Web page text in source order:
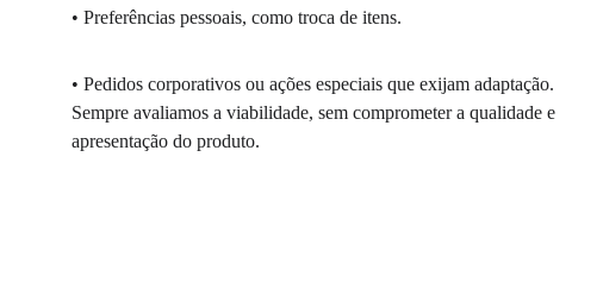
• Preferências pessoais, como troca de itens.
• Pedidos corporativos ou ações especiais que exijam adaptação.
Sempre avaliamos a viabilidade, sem comprometer a qualidade e
apresentação do produto.